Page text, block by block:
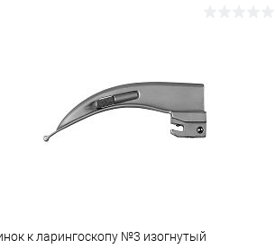
к ларингоскопу №3 изогнутый